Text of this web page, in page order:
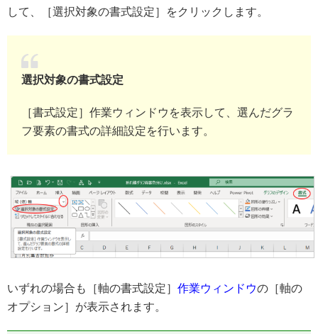
して、［選択対象の書式設定］をクリックします。
選択対象の書式設定
［書式設定］作業ウィンドウを表示して、選んだグラ
フ要素の書式の詳細設定を行います。
いずれの場合も［軸の書式設定］ 作業ウィンドウの［軸の
オプション］が表示されます。